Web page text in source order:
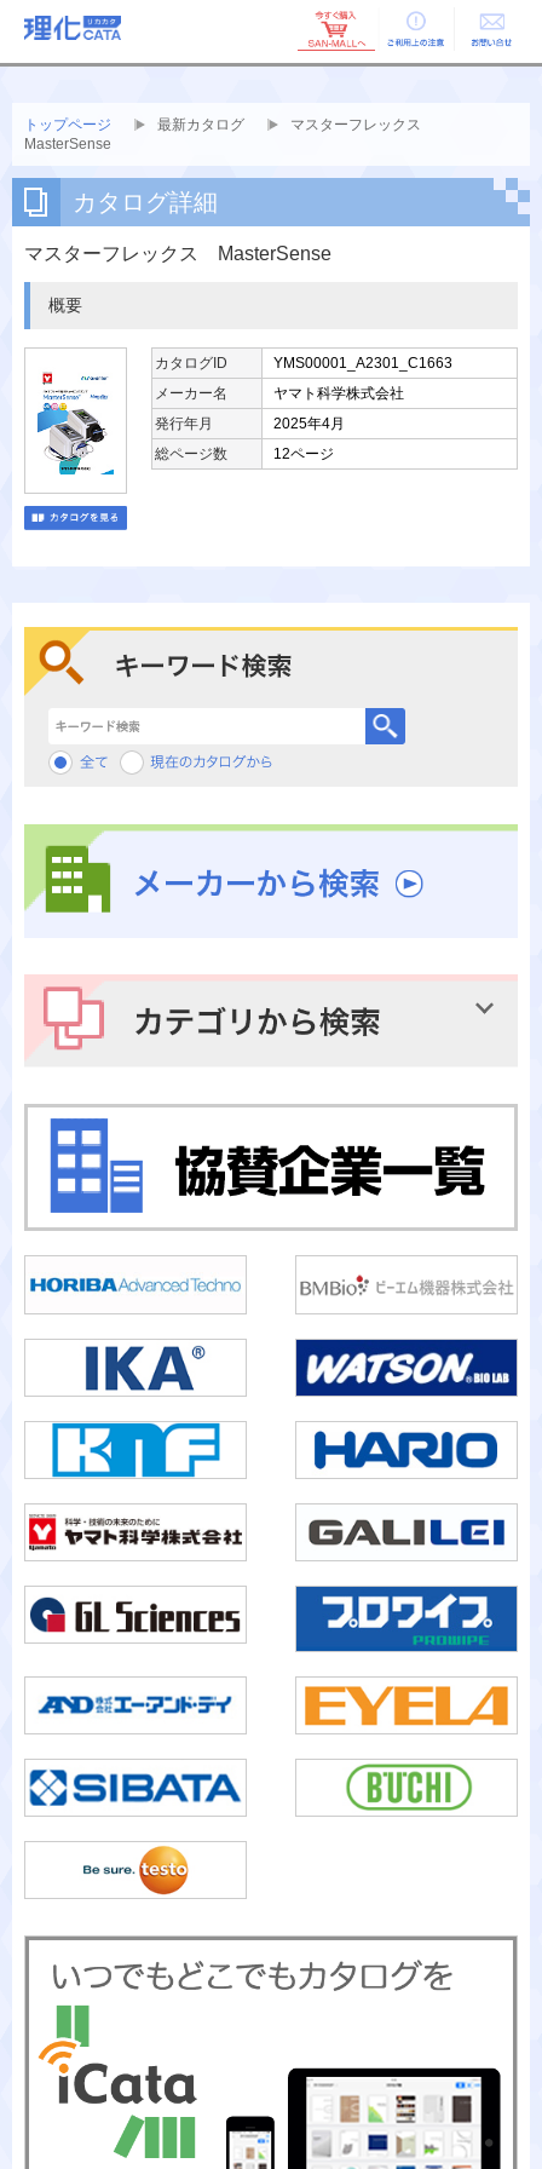
ご利用上の お問い合せ
トップページ 最新カタログ
マスターフレックス
MasterSense
カタログ詳細
マスターフレックス MasterSense
概要
カタログID
YMS00001_A2301_C1663
メーカー名
ヤマト科学株式会社
発行年月
2025年4月
総ページ数
12ページ
キーワード検索